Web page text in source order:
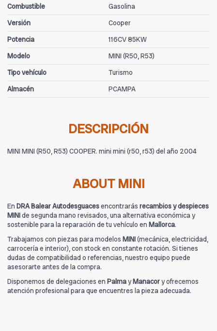
Combustible
Gasolina
Versión
Cooper
Potencia
116CV 85KW
Modelo
MINI (R50, R53)
Tipo vehículo
Turismo
Almacén
PCAMPA
DESCRIPCIÓN
MINI MINI (R50, R53) COOPER. mini mini (r50, r53) del año 2004
ABOUT MINI
En DRA Balear Autodesguacesencontrarás recambios y despieces
MINIde segunda mano revisados, una alternativa económica y
sostenible para la reparación de tu vehículo en Mallorca.
Trabajamos con piezas para modelos MINI(mecánica, electricidad,
carrocería e interior), con stock en constante rotación. Si tienes
dudas de compatibilidad o referencias, nuestro equipo puede
asesorarte antes de la compra.
Disponemos de delegaciones en PalmayManacory ofrecemos
atención profesional para que encuentres la pieza adecuada.